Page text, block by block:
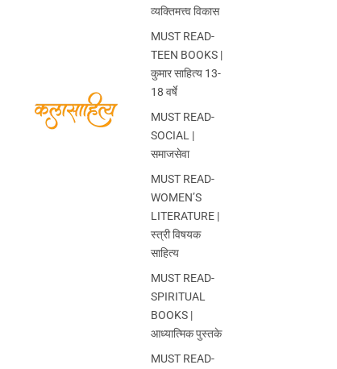
व्यक्तिमत्त्व विकास
MUST READ-
TEEN BOOKS |
कुमार साहित्य 13-
18 वर्षे
MUST READ-
SOCIAL |
समाजसेवा
MUST READ-
WOMEN’S
LITERATURE |
स्त्री विषयक
साहित्य
MUST READ-
SPIRITUAL
BOOKS |
आध्यात्मिक पुस्तके
MUST READ-